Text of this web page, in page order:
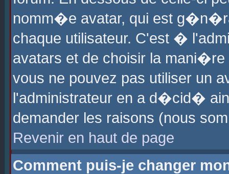
nomm�e avatar, qui est
chaque utilisateur. C'est �
avatars et de choisir la
vous ne pouvez pas utiliser un
l'administrateur en a d�cid�
demander les raisons (nous
Revenir en haut de page
Comment puis-je changer